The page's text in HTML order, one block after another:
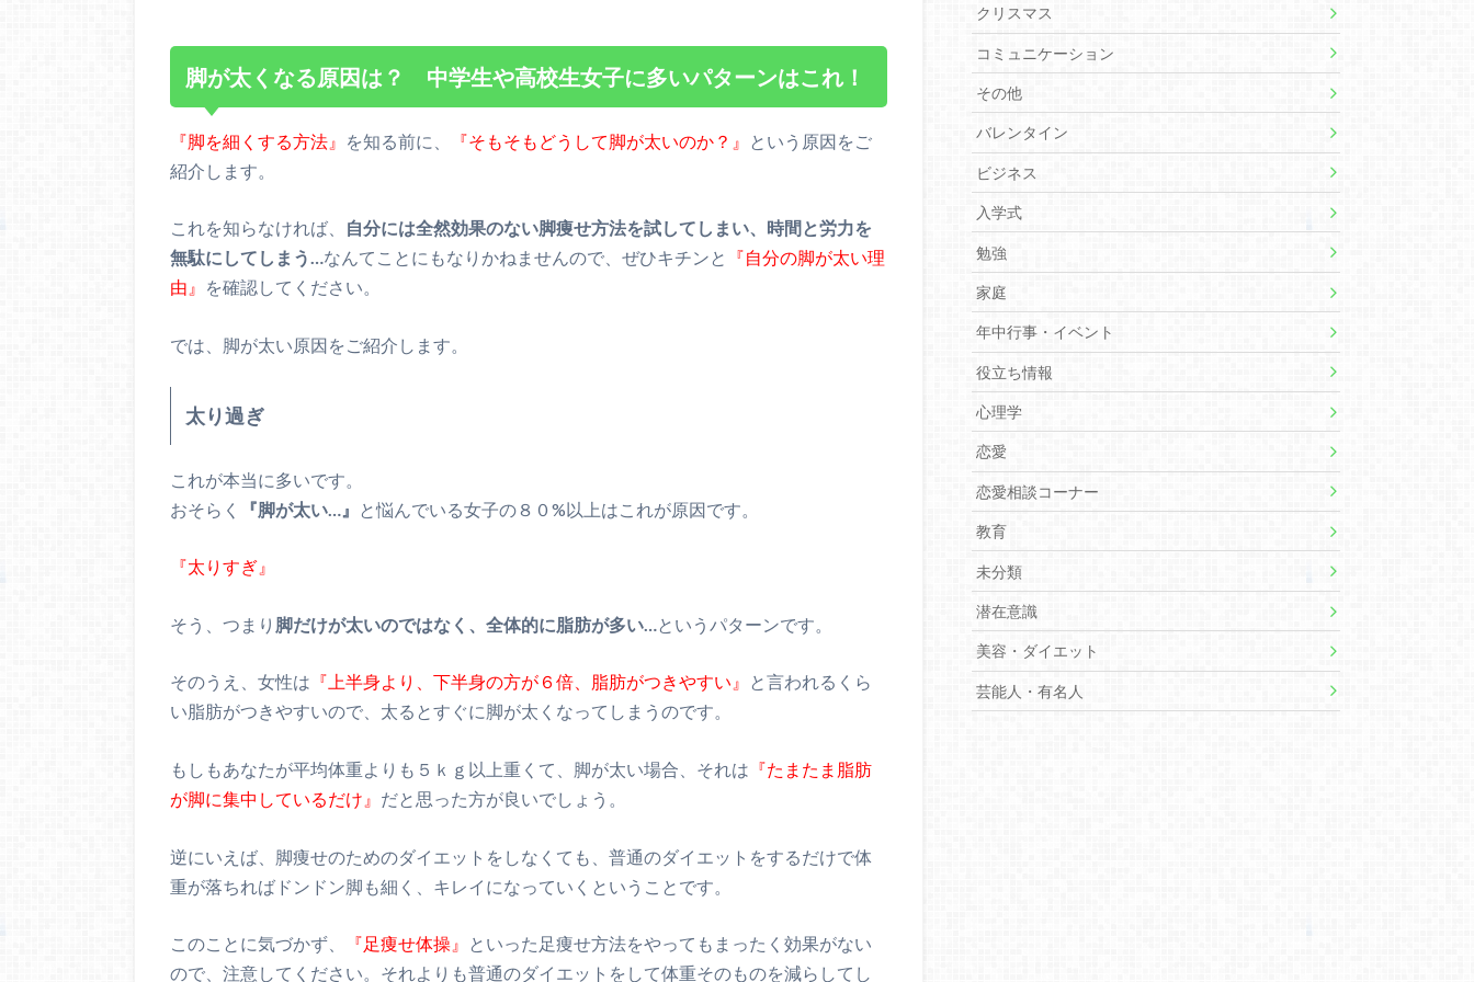
脚が太くなる原因は？ 中学生や高校生女子に多いパターンはこれ！
『脚を細くする方法』 を知る前に、 『そもそもどうして脚が太いのか？』
という原因をご
紹介します。
これを知らなければ、
自分には全然効果のない脚痩せ方法を試してしまい、時間と労力を
無駄にしてしまう…なんてことにもなりかねませんので、ぜひキチンと
『自分の脚が太い理
由』 を確認してください。
では、脚が太い原因をご紹介します。
太り過ぎ
これが本当に多いです。
おそらく
『脚が太い…』 と悩んでいる女子の８０%以上はこれが原因です。
『太りすぎ』
そう、つまり 脚だけが太いのではなく、全体的に脂肪が多い…というパターンです。
そのうえ、女性は 『上半身より、下半身の方が６倍、脂肪がつきやすい』
と言われるくら
い脂肪がつきやすいので、太るとすぐに脚が太くなってしまうのです。
もしもあなたが平均体重よりも５ｋｇ以上重くて、脚が太い場合、それは 『たまたま脂肪
が脚に集中しているだけ』 だと思った方が良いでしょう。
逆にいえば、脚痩せのためのダイエットをしなくても、普通のダイエットをするだけで体
重が落ちればドンドン脚も細く、キレイになっていくということです。
このことに気づかず、 『足痩せ体操』
といった足痩せ方法をやってもまったく効果がない
ので、注意してください。それよりも普通のダイエットをして体重そのものを減らしてし
クリスマス
コミュニケーション
その他
バレンタイン
ビジネス
入学式
勉強
家庭
年中行事・イベント
役立ち情報
心理学
恋愛
恋愛相談コーナー
教育
未分類
潜在意識
美容・ダイエット
芸能人・有名人